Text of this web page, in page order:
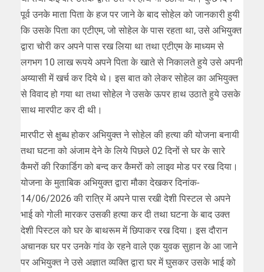
पूर्व उनके माता पिता के हज पर जाने के बाद सोहेल को जानकारी हुयी
कि उसके पिता का एटीएम, जो सोहेल के पास रहता था, उसे अभियुक्त
द्वारा चोरी कर अपने पास रख लिया था तथा एटीएम के माध्यम से
लगभग 10 लाख रूपये अपने पिता के खाते से निकालते हुये उसे अपनी
अय्यासी में खर्च कर दिये थे। इस बात को लेकर सोहेल का अभियुक्त
से विवाद हो गया था तथा सोहेल ने उसके ऊपर हाथ उठाते हुये उसके
साथ मारपीट कर दी थी।
मारपीट से क्षुब्ध होकर अभियुक्त ने सोहेल की हत्या की योजना बनायी
तथा घटना को अंजाम देने के लिये पिछले 02 दिनों से घर के सारे
कैमरों की रिकार्डिग को बन्द कर कैमरों को लाइव मोड पर रख दिया।
योजना के मुताबिक अभियुक्त द्वारा मौका देखकर दिनांक-
14/06/2026 की रात्रि में अपने पास रखी देशी पिस्टल से अपने
भाई को गोली मारकर उसकी हत्या कर दी तथा घटना के बाद उक्त
देशी पिस्टल को घर के बाथरूम में छिपाकर रख दिया। इस दौरान
अचानक घर पर उनके गांव के रहने वाले एक युवक सुहान के आ जाने
पर अभियुक्त ने उसे अज्ञात व्यक्ति द्वारा घर में घुसकर उसके भाई को